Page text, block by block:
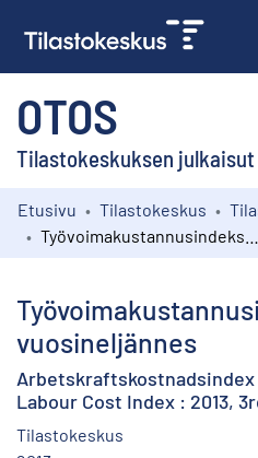
OTOS
Tilastokeskuksen
Kokoelmat
Etusivu Tilastokeskus
vuosineljännes
Arbetskraftskostnadsindex
Labour Cost Index : 2013,
Tilastokeskus